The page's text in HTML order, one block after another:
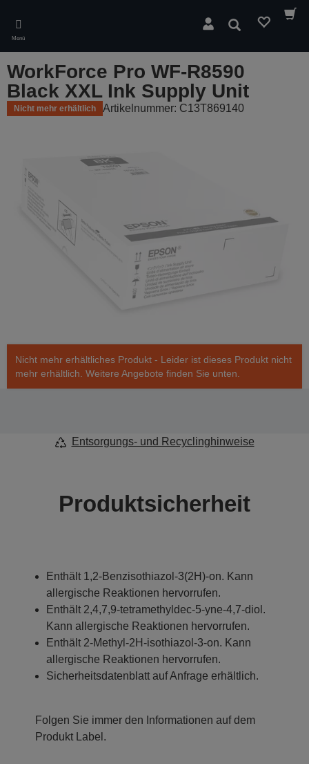
main
content
Menü
Suchen
WorkForce Pro WF-R8590
Black XXL Ink Supply Unit
Nicht mehr erhältlich Artikelnummer: C13T869140
Nicht mehr erhältliches Produkt - Leider ist dieses Produkt nicht
mehr erhältlich. Weitere Angebote finden Sie unten.
Entsorgungs- und Recyclinghinweise
Produktsicherheit
Enthält 1,2-Benzisothiazol-3(2H)-on. Kann
allergische Reaktionen hervorrufen.
Enthält 2,4,7,9-tetramethyldec-5-yne-4,7-diol.
Kann allergische Reaktionen hervorrufen.
Enthält 2-Methyl-2H-isothiazol-3-on. Kann
allergische Reaktionen hervorrufen.
Sicherheitsdatenblatt auf Anfrage erhältlich.
Folgen Sie immer den Informationen auf dem
Produkt Label.